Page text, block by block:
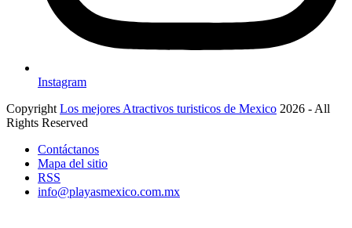
Instagram
Copyright Los mejores Atractivos turisticos de Mexico 2026 - All
Rights Reserved
Contáctanos
Mapa del sitio
RSS
info@playasmexico.com.mx